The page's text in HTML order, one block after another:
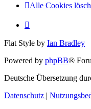
Alle Cookies
Flat Style by Ian Bradley
Powered by phpBB®
Deutsche Übersetzung
Datenschutz |